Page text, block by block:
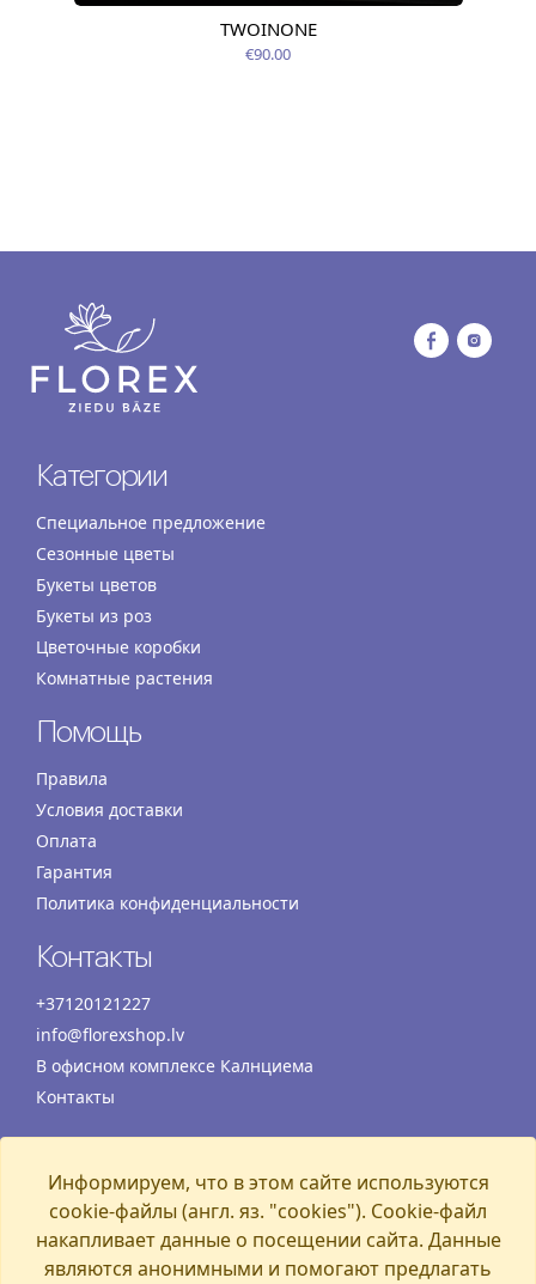
TWOINONE
€90.00
Категории
Специальное предложение
Сезонные цветы
Букеты цветов
Букеты из роз
Цветочные коробки
Комнатные растения
Помощь
Правила
Условия доставки
Оплата
Гарантия
Политика конфиденциальности
Контакты
+37120121227
info@florexshop.lv
В офисном комплексе Калнциема
Контакты
Понедельник
07:00 – 19:00
07:00 – 19:00
Среда
07:00 – 19:00
Информируем, что в этом сайте используются
cookie-файлы (англ. яз. "cookies"). Cookie-файл
накапливает данные о посещении сайта. Данные
являются анонимными и помогают предлагать